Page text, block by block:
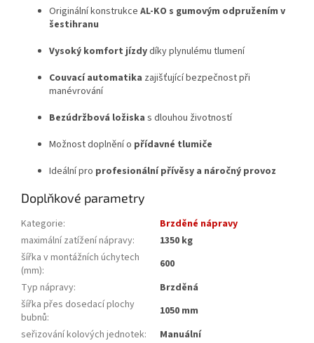
Originální konstrukce AL-KO s gumovým odpružením v
šestihranu
Vysoký komfort jízdydíky plynulému tlumení
Couvací automatika zajišťující bezpečnost při
manévrování
Bezúdržbová ložiska s dlouhou životností
Možnost doplnění o přídavné tlumiče
Ideální pro profesionální přívěsy a náročný provoz
Doplňkové parametry
Kategorie:
Brzděné nápravy
maximální zatížení nápravy:
1350 kg
šířka v montážních úchytech
(mm):
600
Typ nápravy:
Brzděná
šířka přes dosedací plochy
bubnů:
1050 mm
seřizování kolových jednotek:
Manuální